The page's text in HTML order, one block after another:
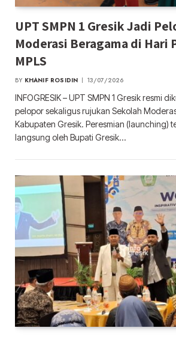
UPT SMPN 1 Gresik Jadi
Moderasi Beragama di Hari
MPLS
BY KHANIF ROSIDIN 13/07/2026
INFOGRESIK – UPT SMPN 1 Gresik resmi
pelopor sekaligus rujukan Sekolah
Kabupaten Gresik. Peresmian (launching)
langsung oleh Bupati Gresik…